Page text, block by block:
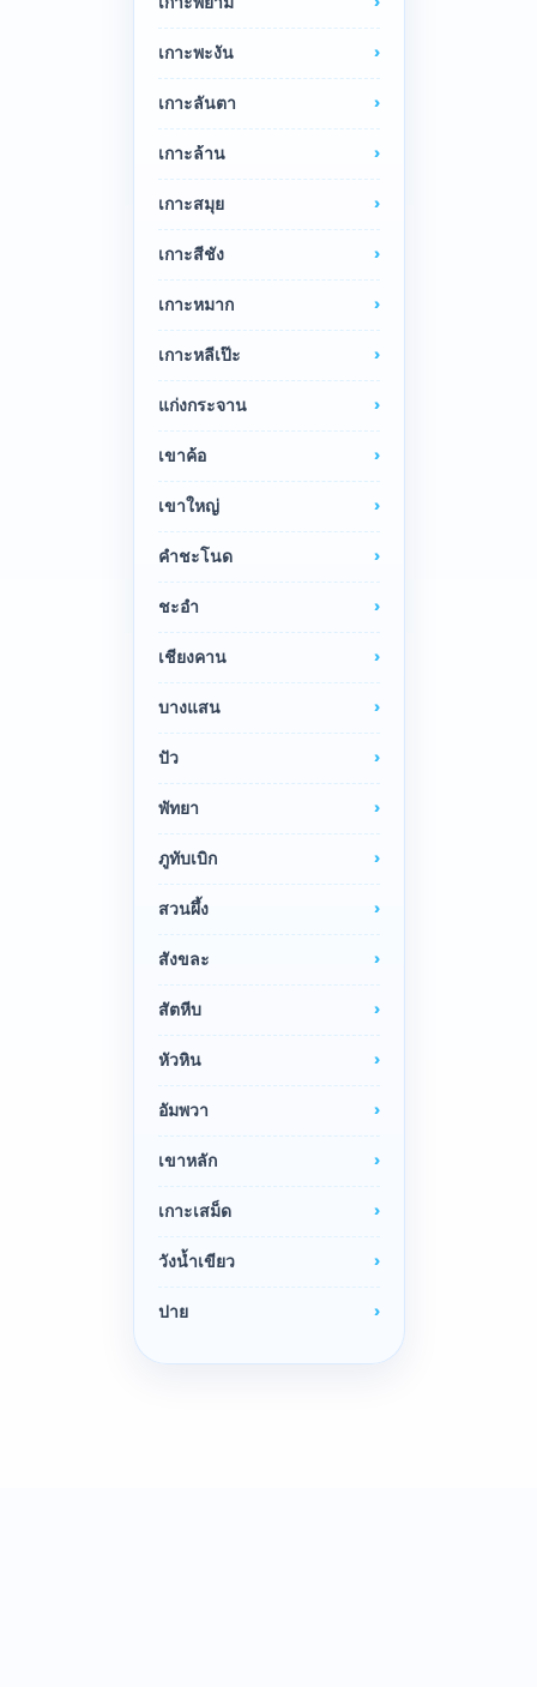
เกาะพะงัน
เกาะลันตา
เกาะล้าน
เกาะสมุย
เกาะสีชัง
เกาะหมาก
เกาะหลีเป๊ะ
แก่งกระจาน
เขาค้อ
เขาใหญ่
คำชะโนด
ชะอำ
เชียงคาน
บางแสน
ปัว
พัทยา
ภูทับเบิก
สวนผึ้ง
สังขละ
สัตหีบ
หัวหิน
อัมพวา
เขาหลัก
เกาะเสม็ด
วังน้ำเขียว
ปาย